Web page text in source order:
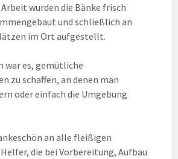
wurden die Bänke frisch
und schließlich an
im Ort aufgestellt.
war es, gemütliche
zu schaffen, an denen man
oder einfach die Umgebung
an alle fleißigen
die bei Vorbereitung, Aufbau